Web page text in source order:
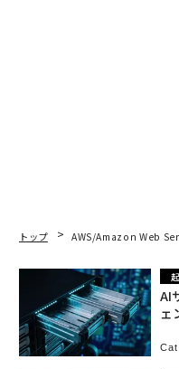
トップ AWS/Amazon Web
AI
ェ